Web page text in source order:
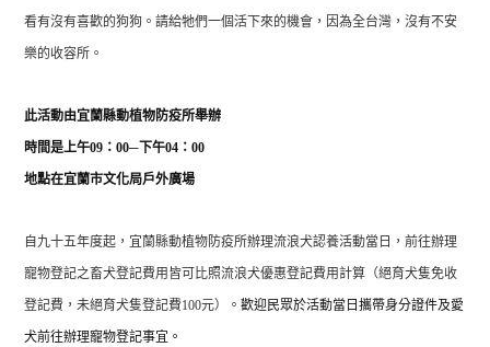
看有沒有喜歡的狗狗。請給牠們一個活下來的機會，因為全台灣，沒有不安
樂的收容所。
此活動由宜蘭縣動植物防疫所舉辦
時間是上午09： 00─下午04： 00
地點在宜蘭市文化局戶外廣場
自九十五年度起，宜蘭縣動植物防疫所辦理流浪犬認養活動當日，前往辦理
寵物登記之畜犬登記費用皆可比照流浪犬優惠登記費用計算（絕育犬隻免收
登記費，未絕育犬隻登記費100元）。 歡迎民眾於活動當日攜帶身分證件及愛
犬前往辦理寵物登記事宜。